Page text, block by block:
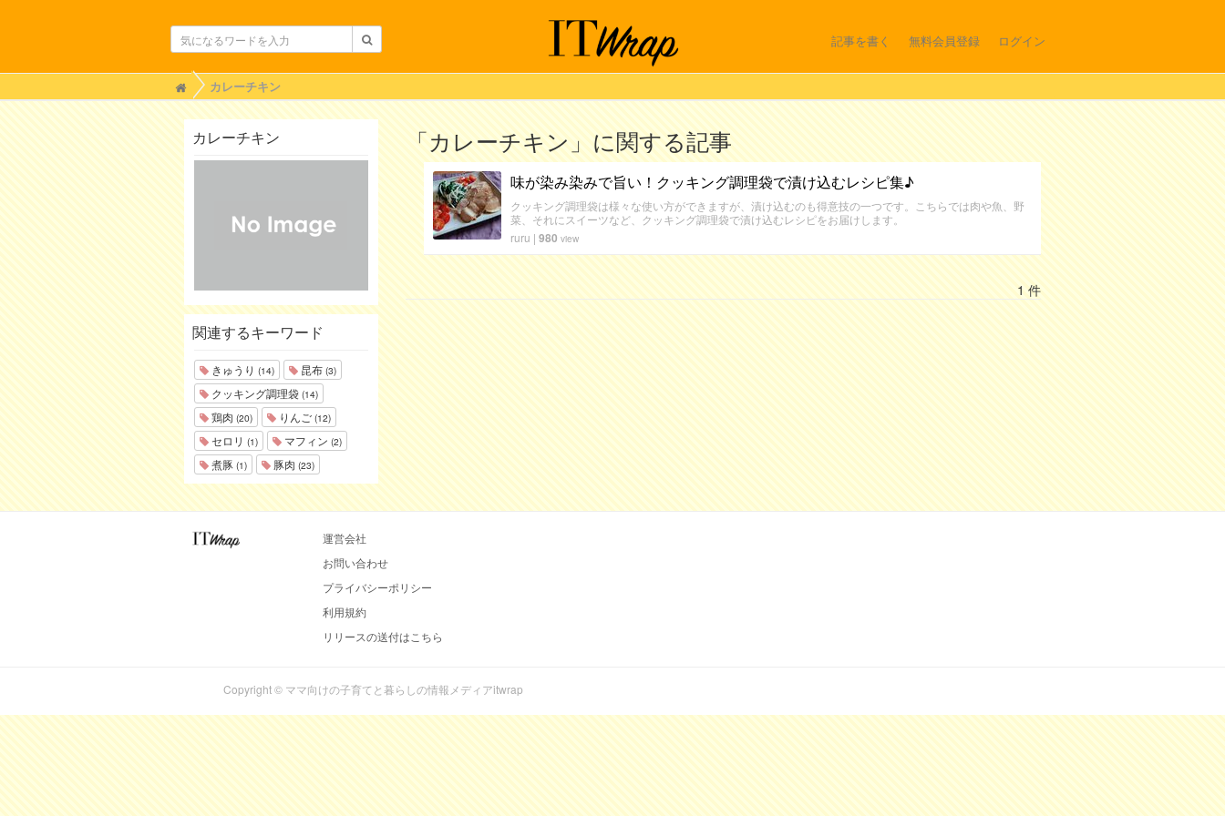
記事を書く 無料会員登録 ログイン
H
o
m
カレーチキン
カレーチキン
関連するキーワード
きゅうり (14) 昆布 (3)
クッキング調理袋 (14)
鶏肉 (20) りんご (12)
セロリ (1) マフィン (2)
煮豚 (1) 豚肉 (23)
「カレーチキン」に関する記事
味が染み染みで旨い！クッキング調理袋で漬け込むレシピ集♪
クッキング調理袋は様々な使い方ができますが、漬け込むのも得意技の一つです。こちらでは肉や魚、野
菜、それにスイーツなど、クッキング調理袋で漬け込むレシピをお届けします。
ruru | 980 view
1 件
運営会社
お問い合わせ
プライバシーポリシー
利用規約
リリースの送付はこちら
Copyright © ママ向けの子育てと暮らしの情報メディアitwrap